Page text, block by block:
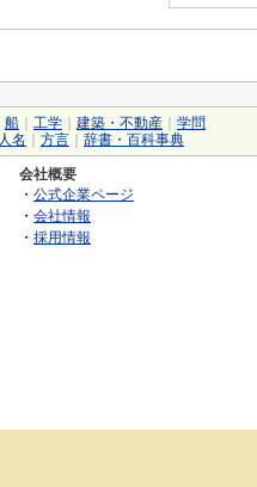
船 工学 建築・不動産
学問
人名 方言 辞書・百科事典
会社概要
・ 公式企業ページ
・ 会社情報
・ 採用情報